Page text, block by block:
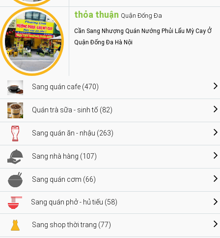
thỏa thuận Quận Đống Đa
Cần Sang Nhượng Quán Nướng Phủi Lẩu Mỳ Cay Ở
Quận Đống Đa Hà Nội
Sang quán cafe (470)
Quán trà sữa - sinh tố (82)
Sang quán ăn - nhậu (263)
Sang nhà hàng (107)
Sang quán cơm (66)
Sang quán phở - hủ tiếu (58)
Sang shop thời trang (77)